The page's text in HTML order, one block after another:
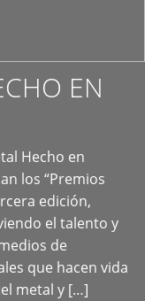
EN
Hecho en
los “Premios
edición,
el talento y
de
que hacen vida
metal y […]